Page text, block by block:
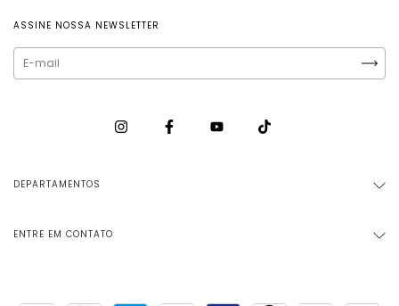
ASSINE NOSSA NEWSLETTER
DEPARTAMENTOS
ENTRE EM CONTATO